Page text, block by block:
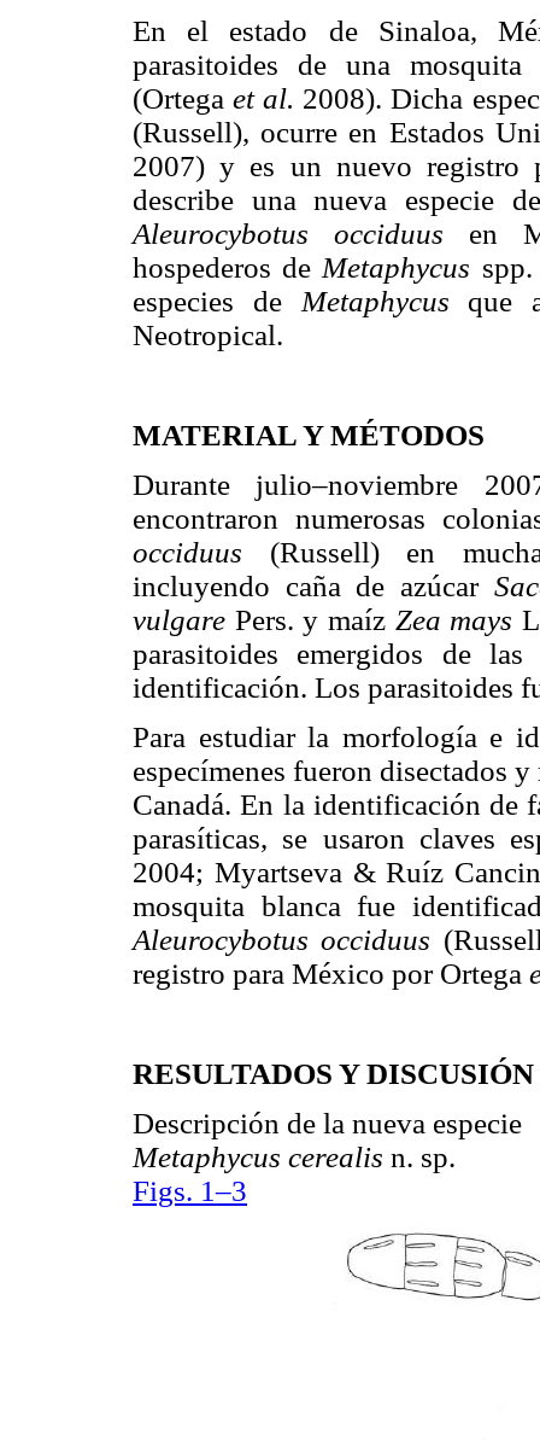
En el estado de Sinaloa,
parasitoides de una
(Ortegaet al. 2008). Dicha
(Russell), ocurre en Estados
2007) y es un nuevo registro
describe una nueva especie
Aleurocybotus occiduus en
hospederos deMetaphycus
especies deMetaphycus que
Neotropical.
MATERIAL Y MÉTODOS
Durante julio–noviembre
encontraron numerosas
occiduus (Russell) en
incluyendo caña de azúcar
vulgare Pers. y maíz Zea mays
parasitoides emergidos de
identificación. Los parasitoides
Para estudiar la morfología e
especímenes fueron disectados
Canadá. En la identificación de
parasíticas, se usaron claves
2004; Myartseva & Ruíz
mosquita blanca fue
Aleurocybotus occiduus
registro para México por Ortega
RESULTADOS Y DISCUSIÓN
Descripción de la nueva especie
Metaphycus cerealis n. sp.
Figs. 1–3